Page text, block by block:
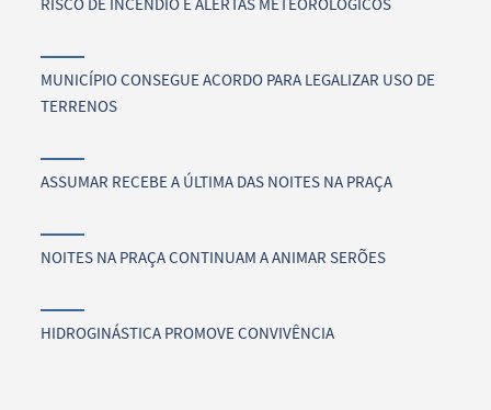
MUNICÍPIO CONSEGUE ACORDO PARA LEGALIZAR USO DE
TERRENOS
ASSUMAR RECEBE A ÚLTIMA DAS NOITES NA PRAÇA
NOITES NA PRAÇA CONTINUAM A ANIMAR SERÕES
HIDROGINÁSTICA PROMOVE CONVIVÊNCIA